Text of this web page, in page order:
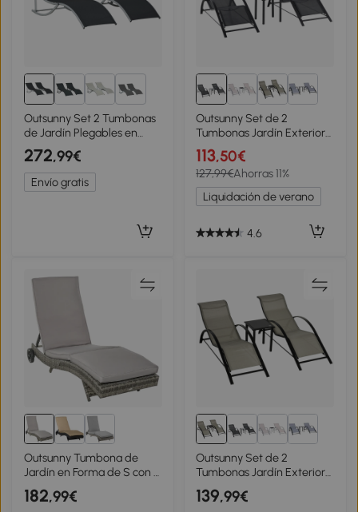
2+
Outsunny Set 2 Tumbonas
de Jardín Plegables en
Aluminio y Texteline,
61x165x63 cm, Negro
272,99€
Envío gratis
Outsunny Set de 2
Tumbonas Jardín Exterior
con Mesa Auxiliar de Vidrio
Templado Tumbonas con
Respaldo Reposabrazos
para Patio Piscina Terraza
Exterior Negro
113,50€
127,99€Ahorras 11%
Liquidación de verano
4.6
Outsunny Tumbona de
Jardín en Forma de S con 2
Ruedas Respaldo Ajustable
en 5 Posiciones y Cojín
182,99€
Outsunny Set de 2
Tumbonas Jardín Exterior
con Mesa Auxiliar de Vidrio
Templado Tumbonas con
139,99€